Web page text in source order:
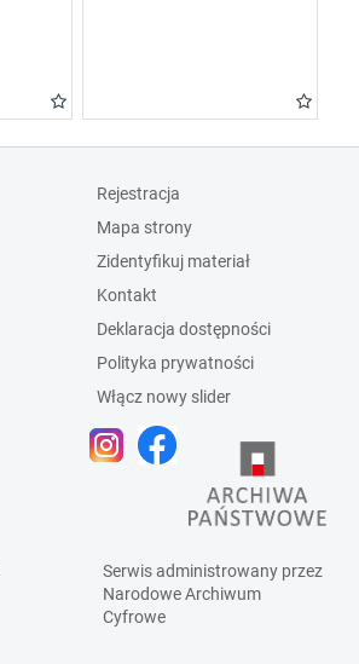
Rejestracja
Mapa strony
Zidentyfikuj materiał
Kontakt
Deklaracja dostępności
Polityka prywatności
Włącz nowy slider
Serwis administrowany przez
Narodowe Archiwum
Cyfrowe